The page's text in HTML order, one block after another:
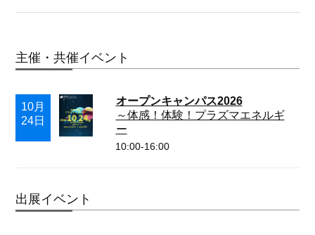
主催・共催イベント
10月
24日
オープンキャンパス2026
～体感！体験！プラズマエネルギ
ー
10:00-16:00
出展イベント